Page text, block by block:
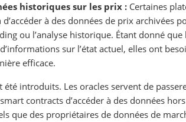
historiques sur les prix : Certaines
à des données de prix archivées
ou l’analyse historique. Étant donné
sur l’état actuel, elles ont
efficace.
introduits. Les oracles servent de
contracts d’accéder à des données
que des propriétaires de données de